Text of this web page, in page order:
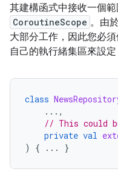
其建構函式中接收一個
CoroutineScope 。由
大部分工作，因此您必
自己的執行緒集區來設定
class
...,
// This could
private val
)
{ ... }